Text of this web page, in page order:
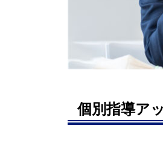
個別指導ア